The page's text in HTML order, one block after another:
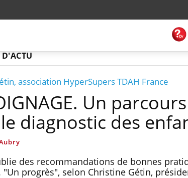
association HyperSupers TDAH France
Un
diagnostic des
des recommandations de bonnes
progrès", selon Christine Gétin,